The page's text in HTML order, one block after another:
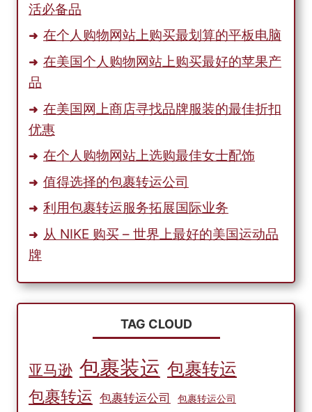
活必备品
在个人购物网站上购买最划算的平板电脑
在美国个人购物网站上购买最好的苹果产
品
在美国网上商店寻找品牌服装的最佳折扣
优惠
在个人购物网站上选购最佳女士配饰
值得选择的包裹转运公司
利用包裹转运服务拓展国际业务
从 NIKE 购买 – 世界上最好的美国运动品
牌
TAG CLOUD
亚马逊 包裹装运 包裹转运
包裹转运 包裹转运公司 包裹转运公司